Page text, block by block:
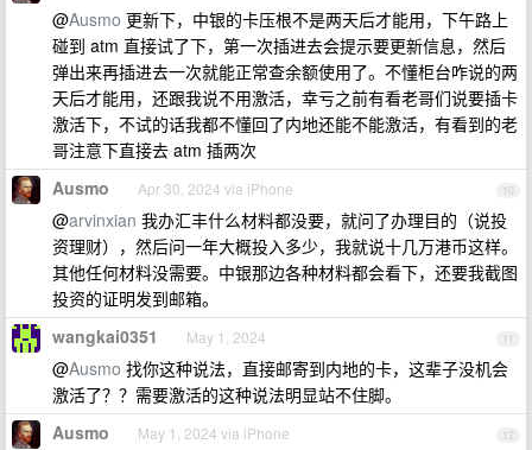
@Ausmo 更新下，中银的卡压根不是两天后才能用，下午路上
碰到 atm 直接试了下，第一次插进去会提示要更新信息，然后
弹出来再插进去一次就能正常查余额使用了。不懂柜台咋说的两
天后才能用，还跟我说不用激活，幸亏之前有看老哥们说要插卡
激活下，不试的话我都不懂回了内地还能不能激活，有看到的老
哥注意下直接去 atm 插两次
10
Ausmo Apr 30, 2024 via iPhone
@arvinxian 我办汇丰什么材料都没要，就问了办理目的（说投
资理财），然后问一年大概投入多少，我就说十几万港币这样。
其他任何材料没需要。中银那边各种材料都会看下，还要我截图
投资的证明发到邮箱。
11
wangkai0351 May 1, 2024
@Ausmo 找你这种说法，直接邮寄到内地的卡，这辈子没机会
激活了？？需要激活的这种说法明显站不住脚。
12
Ausmo May 1, 2024 via iPhone